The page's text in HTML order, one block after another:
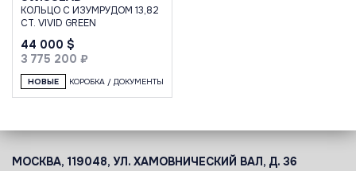
КОЛЬЦО С ИЗУМРУДОМ 13,82
CT. VIVID GREEN
44 000 $
3 775 200 ₽
НОВЫЕ КОРОБКА / ДОКУМЕНТЫ
МОСКВА, 119048, УЛ. ХАМОВНИЧЕСКИЙ ВАЛ, Д. 36